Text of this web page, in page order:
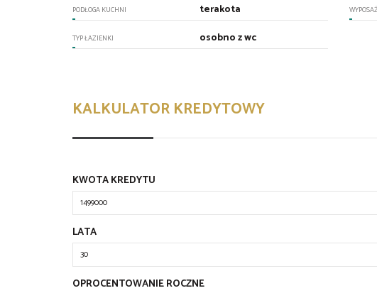
PODŁOGA KUCHNI terakota
TYP ŁAZIENKI osobno z wc
KALKULATOR KREDYTOWY
KWOTA KREDYTU
LATA
OPROCENTOWANIE ROCZNE